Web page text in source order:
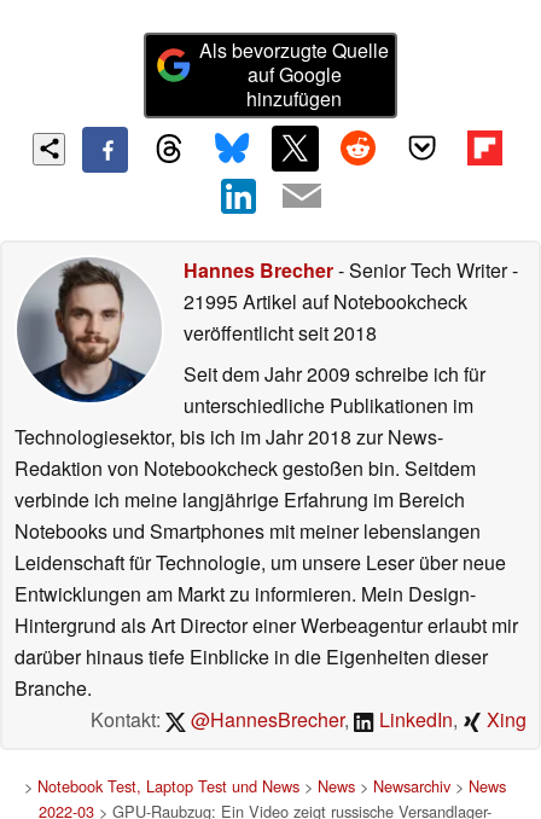
Als bevorzugte Quelle
auf Google
hinzufügen
Hannes Brecher- Senior Tech Writer-
21995 Artikel auf Notebookcheck
veröffentlichtseit 2018
Seit dem Jahr 2009 schreibe ich für
unterschiedliche Publikationen im
Technologiesektor, bis ich im Jahr 2018 zur News-
Redaktion von Notebookcheck gestoßen bin. Seitdem
verbinde ich meine langjährige Erfahrung im Bereich
Notebooks und Smartphones mit meiner lebenslangen
Leidenschaft für Technologie, um unsere Leser über neue
Entwicklungen am Markt zu informieren. Mein Design-
Hintergrund als Art Director einer Werbeagentur erlaubt mir
darüber hinaus tiefe Einblicke in die Eigenheiten dieser
Branche.
Kontakt:
@HannesBrecher, LinkedIn, Xing
> Notebook Test, Laptop Test und News> News> Newsarchiv> News
2022-03> GPU-Raubzug: Ein Video zeigt russische Versandlager-